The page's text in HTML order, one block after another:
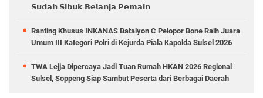
𝗦𝘂𝗱𝗮𝗵 𝗦𝗶𝗯𝘂𝗸 𝗕𝗲𝗹𝗮𝗻𝗷𝗮 𝗣𝗲𝗺𝗮𝗶𝗻
Ranting Khusus INKANAS Batalyon C Pelopor Bone Raih Juara
Umum III Kategori Polri di Kejurda Piala Kapolda Sulsel 2026
TWA Lejja Dipercaya Jadi Tuan Rumah HKAN 2026 Regional
Sulsel, Soppeng Siap Sambut Peserta dari Berbagai Daerah